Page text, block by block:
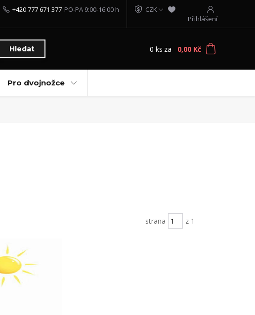
CZK
Přihlášení
Hledat
+420 777 671 377 PO-PA 9:00-16:00 h
0 ks za 0,00 Kč
Pro dvojnožce
strana z 1